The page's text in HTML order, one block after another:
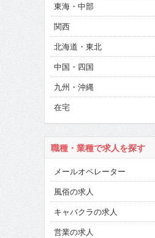
東海・中部
関西
北海道・東北
中国・四国
九州・沖縄
在宅
職種・業種で求人を探す
メールオペレーター
風俗の求人
キャバクラの求人
営業の求人